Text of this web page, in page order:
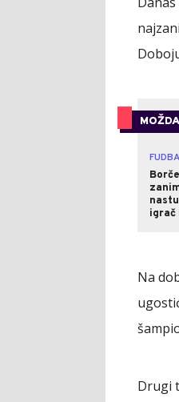
igrač
Na
Drugi